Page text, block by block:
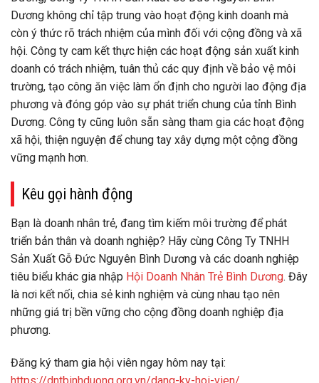
Dương không chỉ tập trung vào hoạt động kinh doanh mà
còn ý thức rõ trách nhiệm của mình đối với cộng đồng và xã
hội. Công ty cam kết thực hiện các hoạt động sản xuất kinh
doanh có trách nhiệm, tuân thủ các quy định về bảo vệ môi
trường, tạo công ăn việc làm ổn định cho người lao động địa
phương và đóng góp vào sự phát triển chung của tỉnh Bình
Dương. Công ty cũng luôn sẵn sàng tham gia các hoạt động
xã hội, thiện nguyện để chung tay xây dựng một cộng đồng
vững mạnh hơn.
Kêu gọi hành động
Bạn là doanh nhân trẻ, đang tìm kiếm môi trường để phát
triển bản thân và doanh nghiệp? Hãy cùng Công Ty TNHH
Sản Xuất Gỗ Đức Nguyên Bình Dương và các doanh nghiệp
tiêu biểu khác gia nhập Hội Doanh Nhân Trẻ Bình Dương. Đây
là nơi kết nối, chia sẻ kinh nghiệm và cùng nhau tạo nên
những giá trị bền vững cho cộng đồng doanh nghiệp địa
phương.
Đăng ký tham gia hội viên ngay hôm nay tại: